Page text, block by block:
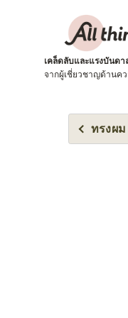
เคล็ดลับและแรงบันดา
จากผู้เชี่ยวชาญด้านคว
ทรงผม